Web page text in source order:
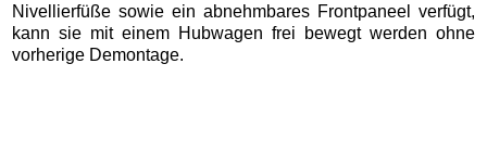
Nivellierfüße sowie ein abnehmbares Frontpaneel verfügt,
kann sie mit einem Hubwagen frei bewegt werden ohne
vorherige Demontage.